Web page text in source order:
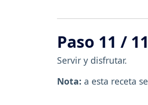
Paso 11 / 11
Servir y disfrutar.
Nota: a esta receta